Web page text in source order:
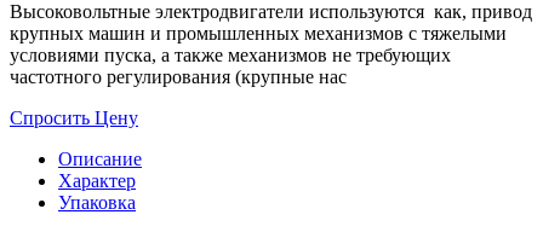
Высоковольтные электродвигатели используются как, привод
крупных машин и промышленных механизмов с тяжелыми
условиями пуска, а также механизмов не требующих
частотного регулирования (крупные нас
Спросить Цену
Описание
Характер
Упаковка